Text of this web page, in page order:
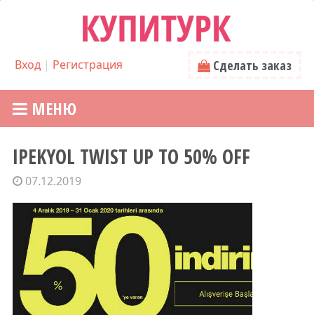
Вход| Регистрация Сделать заказ
МЕНЮ
IPEKYOL TWIST UP TO 50% OFF
07.12.2019